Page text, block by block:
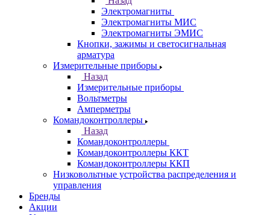
Электромагниты
Электромагниты МИС
Электромагниты ЭМИС
Кнопки, зажимы и светосигнальная
арматура
Измерительные приборы
Назад
Измерительные приборы
Вольтметры
Амперметры
Командоконтроллеры
Назад
Командоконтроллеры
Командоконтроллеры ККТ
Командоконтроллеры ККП
Низковольтные устройства распределения и
управления
Бренды
Акции